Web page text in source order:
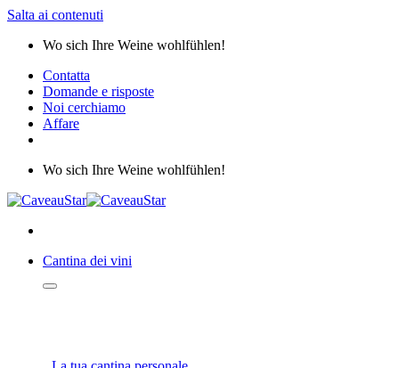
Salta ai contenuti
Wo sich Ihre Weine wohlfühlen!
Contatta
Domande e risposte
Noi cerchiamo
Affare
Wo sich Ihre Weine wohlfühlen!
Cantina dei vini